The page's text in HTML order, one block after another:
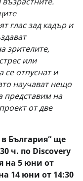
глас зад кадър и
зрителите,
или
се отпуснат и
научават нещо
представим на
от две
България“ ще
ч. по Discovery
на 5 юни от
14 юни от 14:30